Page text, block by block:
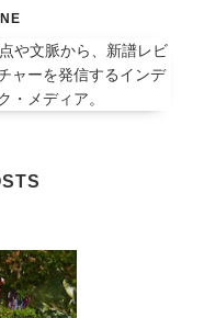
や文脈から、新譜レビ
ャーを発信するインデ
・メディア。